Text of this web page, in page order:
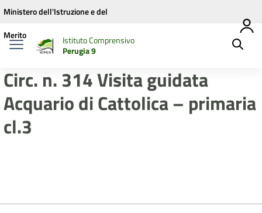
Vai ai contenuti
Vai al menu di navigazione
Vai al footer
Ministero dell'Istruzione e del
Merito
Istituto Comprensivo
Perugia 9
Circ. n. 314 Visita guidata
Acquario di Cattolica – primaria
cl.3